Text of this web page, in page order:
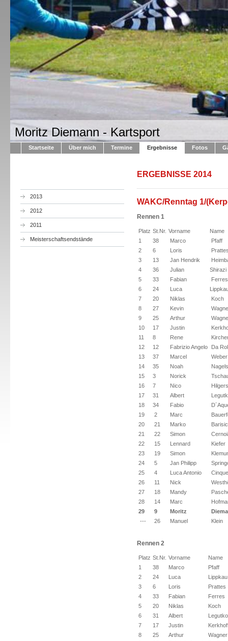
Moritz Diemann - Kartsport
Startseite Über mich Termine Ergebnisse Fotos
2013
2012
2011
Meisterschaftsendstände
ERGEBNISSE 2014
WAKC/Renntag 1/
Rennen 1
Platz St.Nr. Vorname
Name
1
38 Marco
Pfaff
2
6 Loris
3
13 Jan Hendrik
4
36 Julian
Shirazi
5
33 Fabian
Ferres
6
24 Luca
7
20 Niklas
Koch
8
27 Kevin
9
25 Arthur
10
17 Justin
11
8 Rene
12
12 Fabrizio Angelo
Da
13
37 Marcel
Weber
14
35 Noah
15
3 Norick
16
7 Nico
Hilgers
17
31 Albert
18
34 Fabio
19
2 Marc
20
21 Marko
Barisic
21
22 Simon
22
15 Lennard
Kiefer
23
19 Simon
24
5 Jan Philipp
25
4 Luca Antonio
26
11 Nick
27
18 Mandy
28
14 Marc
29
9 Moritz
---
26 Manuel Klein
Rennen 2
Platz St.Nr. Vorname
Name
1
38 Marco
Pfaff
2
24 Luca
Lippkau
3
6 Loris
Prattes
4
33 Fabian
Ferres
5
20 Niklas
Koch
6
31 Albert
Legutko
7
17 Justin
8
25 Arthur
Wagner